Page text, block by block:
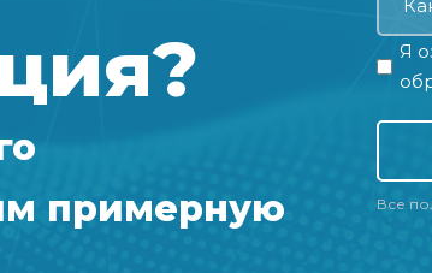
примерную
Я
Все